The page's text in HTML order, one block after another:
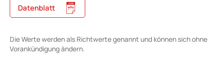
Datenblatt
Die Werte werden als Richtwerte genannt und können sich ohne
Vorankündigung ändern.